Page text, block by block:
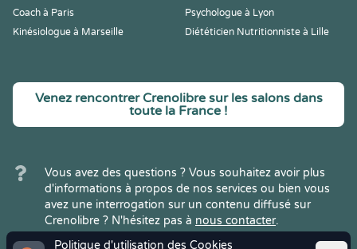
Politique d'utilisation des Cookies
Coach à Paris
Psychologue à Lyon
Kinésiologue à Marseille
Diététicien Nutritionniste à Lille
Venez rencontrer Crenolibre sur les salons dans
toute la France !
Vous avez des questions ? Vous souhaitez avoir plus
d'informations à propos de nos services ou bien vous
avez une interrogation sur un contenu diffusé sur
Crenolibre ? N'hésitez pas à nous contacter.